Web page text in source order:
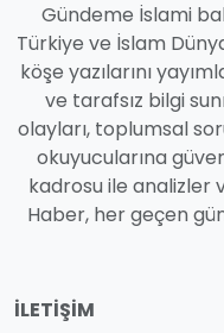
Gündeme İslami
Türkiye ve İslam
köşe yazılarını
ve tarafsız bilgi
olayları, toplumsal
okuyucularına
kadrosu ile analizler
Haber, her geçen
İLETIŞIM